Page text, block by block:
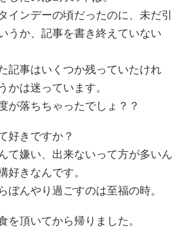
インデーの頃だったのに、未だ引
うか、記事を書き終えていない
記事はいくつか残っていたけれ
かは迷っています。
が落ちちゃったでしょ？？
好きですか？
て嫌い、出来ないって方が多いん
好きなんです。
ぼんやり過ごすのは至福の時。
を頂いてから帰りました。